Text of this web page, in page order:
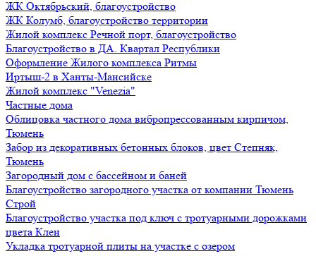
ЖК Октябрьский, благоустройство
ЖК Колумб, благоустройство территории
Жилой комплекс Речной порт, благоустройство
Благоустройство в ДА. Квартал Республики
Оформление Жилого комплекса Ритмы
Иртыш-2 в Ханты-Мансийске
Жилой комплекс "Venezia"
Частные дома
Облицовка частного дома вибропрессованным кирпичом,
Тюмень
Забор из декоративных бетонных блоков, цвет Степняк,
Тюмень
Загородный дом с бассейном и баней
Благоустройство загородного участка от компании Тюмень
Строй
Благоустройство участка под ключ с тротуарными дорожками
цвета Клен
Укладка тротуарной плиты на участке с озером